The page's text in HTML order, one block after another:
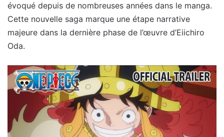
évoqué depuis de nombreuses années dans le manga.
Cette nouvelle saga marque une étape narrative
majeure dans la dernière phase de l’œuvre d’Eiichiro
Oda.